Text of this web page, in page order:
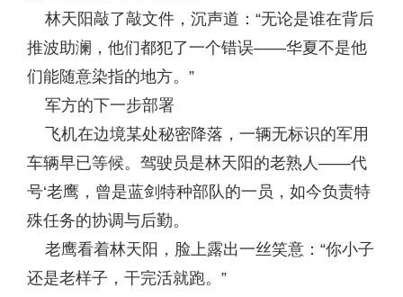
林天阳敲了敲文件，沉声道：“无论是谁在背后
推波助澜，他们都犯了一个错误——华夏不是他
们能随意染指的地方。”
军方的下一步部署
飞机在边境某处秘密降落，一辆无标识的军用
车辆早已等候。驾驶员是林天阳的老熟人——代
号‘老鹰，曾是蓝剑特种部队的一员，如今负责特
殊任务的协调与后勤。
老鹰看着林天阳，脸上露出一丝笑意：“你小子
还是老样子，干完活就跑。”